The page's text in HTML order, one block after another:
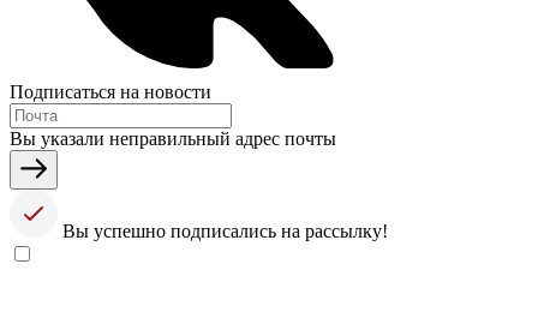
Подписаться на новости
Вы указали неправильный адрес почты
Вы успешно подписались на рассылку!